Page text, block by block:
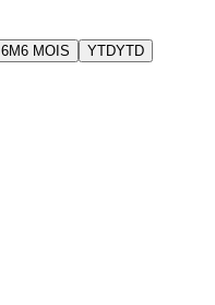
6M6 MOIS YTDYTD